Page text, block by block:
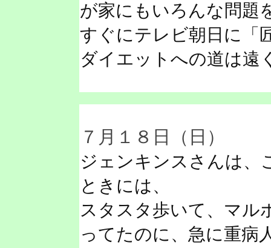
が家にもいろんな問題
すぐにテレビ朝日に「
ダイエットへの道は遠
７月１８日（日）
ジェンキンスさんは、
ときには、
スタスタ歩いて、マル
ってたのに、急に重病